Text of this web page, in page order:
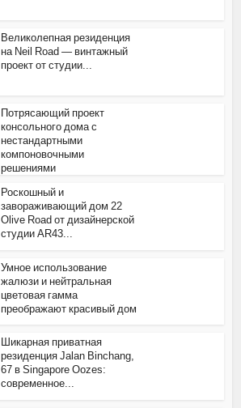
Великолепная резиденция
на Neil Road — винтажный
проект от студии...
Потрясающий проект
консольного дома с
нестандартными
компоновочными
решениями
Роскошный и
завораживающий дом 22
Olive Road от дизайнерской
студии AR43...
Умное использование
жалюзи и нейтральная
цветовая гамма
преображают красивый дом
Шикарная приватная
резиденция Jalan Binchang,
67 в Singapore Oozes:
современное...